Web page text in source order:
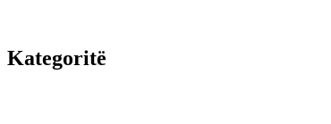
Kategoritë